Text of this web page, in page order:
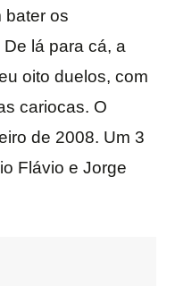
bater os
lá para cá, a
oito duelos, com
cariocas. O
de 2008. Um 3
Flávio e Jorge